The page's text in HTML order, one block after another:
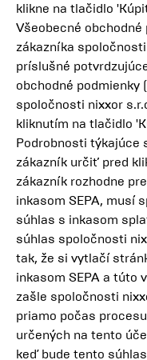
klikne na tlačidlo
Všeobecné
zákazníka
príslušné
obchodné podmienky
spoločnosti nixxor
kliknutím na tlačidlo
Podrobnosti týkajúce
zákazník určiť pred
zákazník rozhodne
inkasom SEPA, musí
súhlas s inkasom
súhlas spoločnosti
tak, že si vytlačí
inkasom SEPA a túto
zašle spoločnosti
priamo počas
určených na tento
keď bude tento